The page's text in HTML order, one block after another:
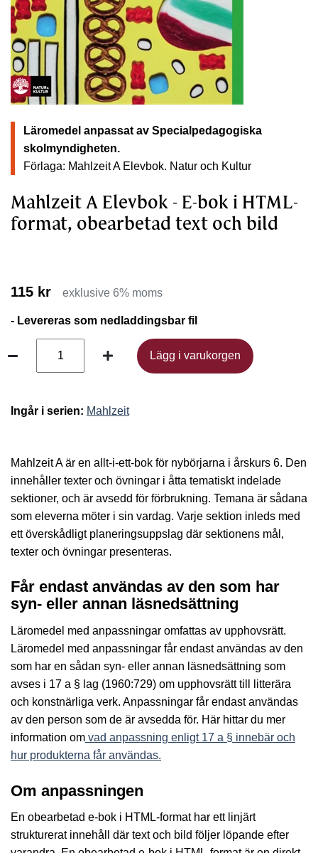
Läromedel anpassat av Specialpedagogiska
skolmyndigheten.
Förlaga: Mahlzeit A Elevbok. Natur och Kultur
Mahlzeit A Elevbok - E-bok i HTML-
format, obearbetad text och bild
115 kr exklusive 6% moms
- Levereras som nedladdingsbar fil
Lägg i varukorgen
Lägg i varukorgen
Ingår i serien: Mahlzeit
Mahlzeit A är en allt-i-ett-bok för nybörjarna i årskurs 6. Den
innehåller texter och övningar i åtta tematiskt indelade
sektioner, och är avsedd för förbrukning. Temana är sådana
som eleverna möter i sin vardag. Varje sektion inleds med
ett överskådligt planeringsuppslag där sektionens mål,
texter och övningar presenteras.
Får endast användas av den som har
syn- eller annan läsnedsättning
Läromedel med anpassningar omfattas av upphovsrätt.
Läromedel med anpassningar får endast användas av den
som har en sådan syn- eller annan läsnedsättning som
avses i 17 a § lag (1960:729) om upphovsrätt till litterära
och konstnärliga verk. Anpassningar får endast användas
av den person som de är avsedda för. Här hittar du mer
information om vad anpassning enligt 17 a § innebär och
hur produkterna får användas.
Om anpassningen
En obearbetad e-bok i HTML-format har ett linjärt
strukturerat innehåll där text och bild följer löpande efter